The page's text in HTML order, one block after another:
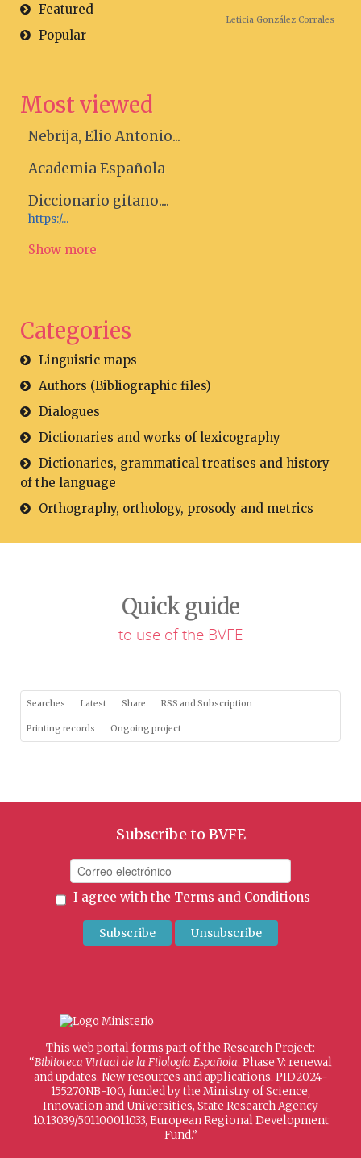
Leticia González Corrales
Featured
Popular
Most viewed
Nebrija, Elio Antonio...
Academia Española
Diccionario gitano....
https:/...
Show more
Categories
Linguistic maps
Authors (Bibliographic files)
Dialogues
Dictionaries and works of lexicography
Dictionaries, grammatical treatises and history
of the language
Orthography, orthology, prosody and metrics
Quick guide
to use of the BVFE
Searches Latest Share RSS and Subscription
Printing records Ongoing project
Subscribe to BVFE
I agree with the Terms and Conditions
This web portal forms part of the Research Project:
“Biblioteca Virtual de la Filología Española. Phase V: renewal
and updates. New resources and applications. PID2024-
155270NB-I00, funded by the Ministry of Science,
Innovation and Universities, State Research Agency
10.13039/501100011033, European Regional Development
Fund.”